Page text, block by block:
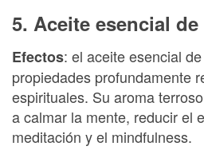
5. Aceite esencial
Efectos: el aceite esencial
propiedades profundamente
espirituales. Su aroma
a calmar la mente, reducir el
meditación y el mindfulness.